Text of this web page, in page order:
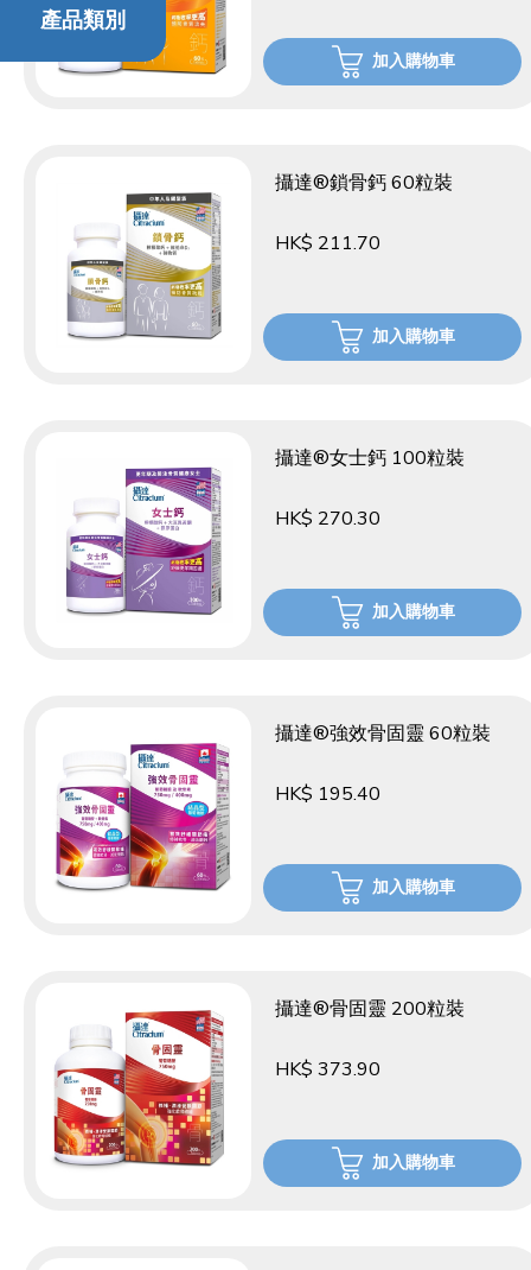
加入購物車
攝達®鎖骨鈣 60粒裝
HK$ 211.70
加入購物車
攝達®女士鈣 100粒裝
HK$ 270.30
加入購物車
攝達®強效骨固靈 60粒裝
HK$ 195.40
加入購物車
攝達®骨固靈 200粒裝
HK$ 373.90
加入購物車
產品類別